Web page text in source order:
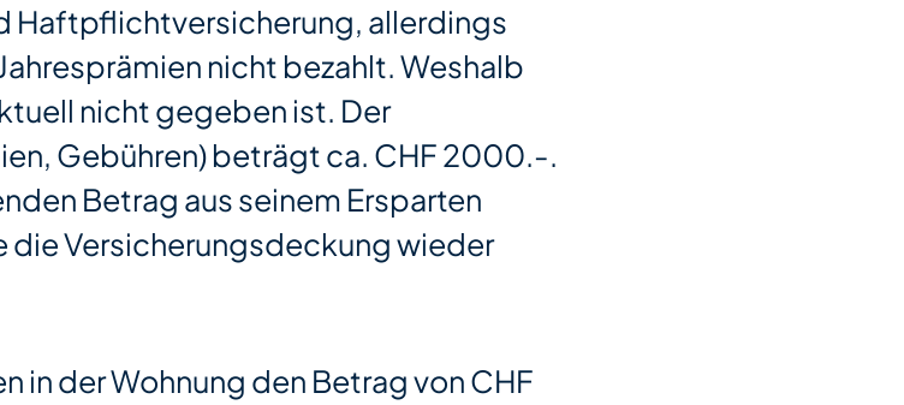
Haftpflichtversicherung, allerdings
nicht bezahlt. Weshalb
nicht gegeben ist. Der
Gebühren) beträgt ca. CHF 2000.-.
Betrag aus seinem Ersparten
die Versicherungsdeckung wieder
in der Wohnung den Betrag von CHF